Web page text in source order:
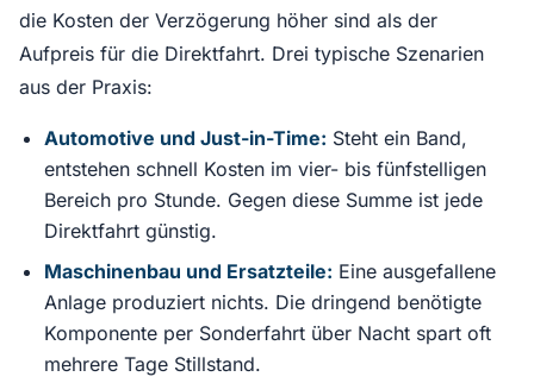
die Kosten der Verzögerung höher sind als der
Aufpreis für die Direktfahrt. Drei typische Szenarien
aus der Praxis:
Automotive und Just-in-Time: Steht ein Band,
entstehen schnell Kosten im vier- bis fünfstelligen
Bereich pro Stunde. Gegen diese Summe ist jede
Direktfahrt günstig.
Maschinenbau und Ersatzteile: Eine ausgefallene
Anlage produziert nichts. Die dringend benötigte
Komponente per Sonderfahrt über Nacht spart oft
mehrere Tage Stillstand.